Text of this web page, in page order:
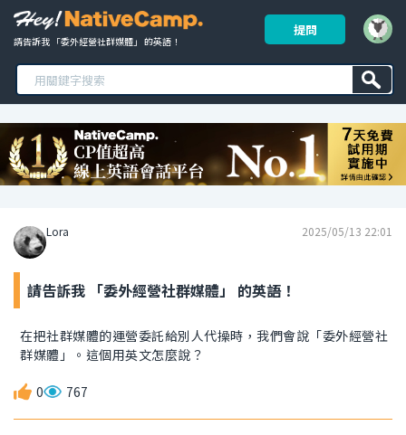
請告訴我 「委外經營社群媒體」 的英語！
提問
Lora 2025/05/13 22:01
請告訴我 「委外經營社群媒體」 的英語！
在把社群媒體的運營委託給別人代操時，我們會說「委外經營社
群媒體」。這個用英文怎麼說？
0 767